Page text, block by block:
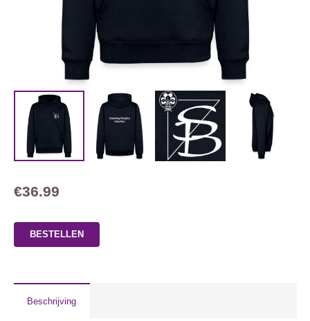
€36.99
BESTELLEN
Beschrijving